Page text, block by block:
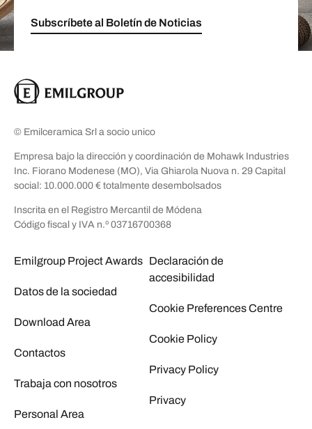
Subscríbete al Boletín de Noticias
© Emilceramica Srl a socio unico
Empresa bajo la dirección y coordinación de Mohawk Industries
Inc. Fiorano Modenese (MO), Via Ghiarola Nuova n. 29 Capital
social: 10.000.000 € totalmente desembolsados
Inscrita en el Registro Mercantil de Módena
Código fiscal y IVA n.º 03716700368
Emilgroup Project Awards
Datos de la sociedad
Download Area
Contactos
Trabaja con nosotros
Personal Area
Declaración de
accesibilidad
Cookie Preferences Centre
Cookie Policy
Privacy Policy
Privacy